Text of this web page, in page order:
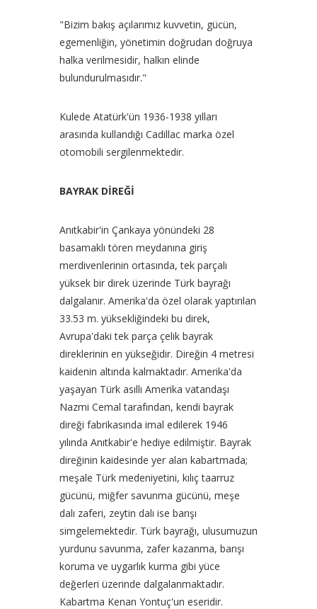
"Bizim bakış açılarımız kuvvetin, gücün,
egemenliğin, yönetimin doğrudan doğruya
halka verilmesidir, halkın elinde
bulundurulmasıdır."
Kulede Atatürk'ün 1936-1938 yılları
arasında kullandığı Cadillac marka özel
otomobili sergilenmektedir.
BAYRAK DİREĞİ
Anıtkabir'in Çankaya yönündeki 28
basamaklı tören meydanına giriş
merdivenlerinin ortasında, tek parçalı
yüksek bir direk üzerinde Türk bayrağı
dalgalanır. Amerika'da özel olarak yaptırılan
33.53 m. yüksekliğindeki bu direk,
Avrupa'daki tek parça çelik bayrak
direklerinin en yükseğidir. Direğin 4 metresi
kaidenin altında kalmaktadır. Amerika'da
yaşayan Türk asıllı Amerika vatandaşı
Nazmi Cemal tarafından, kendi bayrak
direği fabrikasında imal edilerek 1946
yılında Anıtkabir'e hediye edilmiştir. Bayrak
direğinin kaidesinde yer alan kabartmada;
meşale Türk medeniyetini, kılıç taarruz
gücünü, miğfer savunma gücünü, meşe
dalı zaferi, zeytin dalı ise barışı
simgelemektedir. Türk bayrağı, ulusumuzun
yurdunu savunma, zafer kazanma, barışı
koruma ve uygarlık kurma gibi yüce
değerleri üzerinde dalgalanmaktadır.
Kabartma Kenan Yontuç'un eseridir.